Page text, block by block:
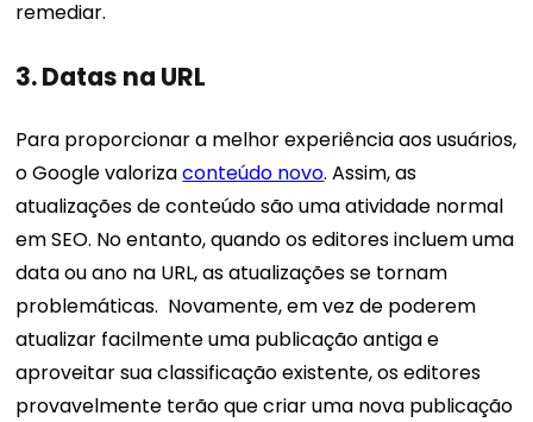
remediar.
3. Datas na URL
Para proporcionar a melhor experiência aos usuários,
o Google valorizaconteúdo novo. Assim, as
atualizações de conteúdo são uma atividade normal
em SEO. No entanto, quando os editores incluem uma
data ou ano na URL, as atualizações se tornam
problemáticas. Novamente, em vez de poderem
atualizar facilmente uma publicação antiga e
aproveitar sua classificação existente, os editores
provavelmente terão que criar uma nova publicação